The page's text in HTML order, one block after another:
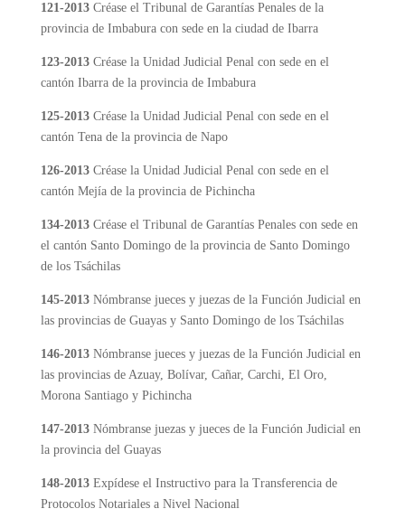
121-2013 Créase el Tribunal de Garantías Penales de la
provincia de Imbabura con sede en la ciudad de Ibarra
123-2013Créase la Unidad Judicial Penal con sede en el
cantón Ibarra de la provincia de Imbabura
125-2013 Créase la Unidad Judicial Penal con sede en el
cantón Tena de la provincia de Napo
126-2013 Créase la Unidad Judicial Penal con sede en el
cantón Mejía de la provincia de Pichincha
134-2013 Créase el Tribunal de Garantías Penales con sede en
el cantón Santo Domingo de la provincia de Santo Domingo
de los Tsáchilas
145-2013Nómbranse jueces y juezas de la Función Judicial en
las provincias de Guayas y Santo Domingo de los Tsáchilas
146-2013 Nómbranse jueces y juezas de la Función Judicial en
las provincias de Azuay, Bolívar, Cañar, Carchi, El Oro,
Morona Santiago y Pichincha
147-2013Nómbranse juezas y jueces de la Función Judicial en
la provincia del Guayas
148-2013 Expídese el Instructivo para la Transferencia de
Protocolos Notariales a Nivel Nacional